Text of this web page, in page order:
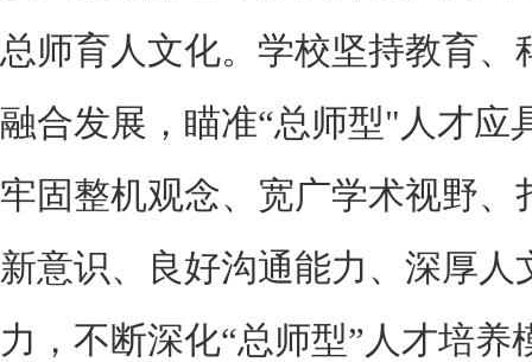
总师育人文化。学校坚持教育、
融合发展，瞄准“总师型"人才应
牢固整机观念、宽广学术视野、
新意识、良好沟通能力、深厚人
力，不断深化“总师型”人才培养